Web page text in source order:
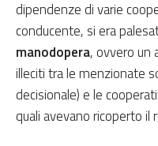
dipendenze di varie
conducente, si era
manodopera, ovvero un
illeciti tra le menzionate
decisionale) e le
quali avevano ricoperto